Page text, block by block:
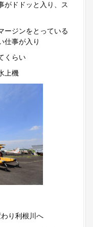
がドドッと入り、ス
ージンをとっている
仕事が入り
くらい
上機
り利根川へ